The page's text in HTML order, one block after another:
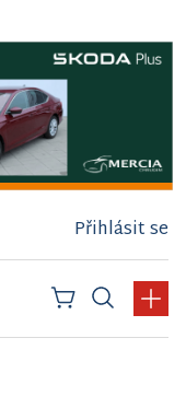
Přihlásit se